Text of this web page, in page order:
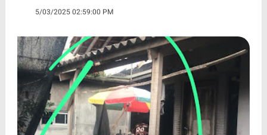
5/03/2025 02:59:00 PM